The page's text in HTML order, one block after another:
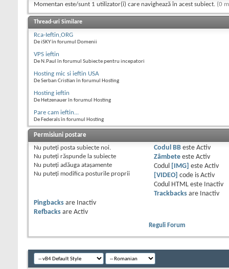
Momentan este/sunt 1 utilizator(i) care navighează în acest subiect. (0
Thread-uri Similare
Rca-Ieftin,ORG
De iSKY în forumul Domenii
VPS ieftin
De N.Paul în forumul Subiecte pentru incepatori
Hosting mic si ieftin USA
De Serban Cristian în forumul Hosting
Hosting ieftin
De Hetzenauer în forumul Hosting
Pare cam ieftin...
De Federals în forumul Hosting
Permisiuni postare
Nu puteţi posta subiecte noi.
Nu puteţi răspunde la subiecte
Nu puteţi adăuga ataşamente
Nu puteţi modifica posturile proprii
Codul BBeste Activ
Zâmbeteeste Activ
Codul
[IMG] este Activ
[VIDEO] code is Activ
Codul HTML este
Inactiv
Trackbacksare
Inactiv
Pingbacks are
Inactiv
Refbacks are Activ
Reguli Forum